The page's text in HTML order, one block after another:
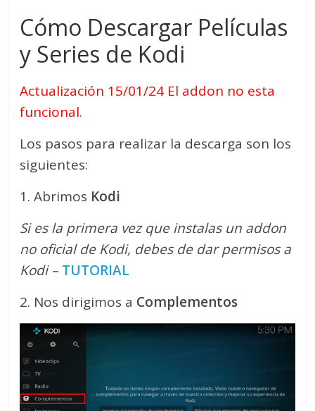
Cómo Descargar Películas
y Series de Kodi
Actualización 15/01/24 El addon no esta
funcional.
Los pasos para realizar la descarga son los
siguientes:
1. Abrimos Kodi
Si es la primera vez que instalas un addon
no oficial de Kodi, debes de dar permisos a
Kodi – TUTORIAL
2. Nos dirigimos a Complementos